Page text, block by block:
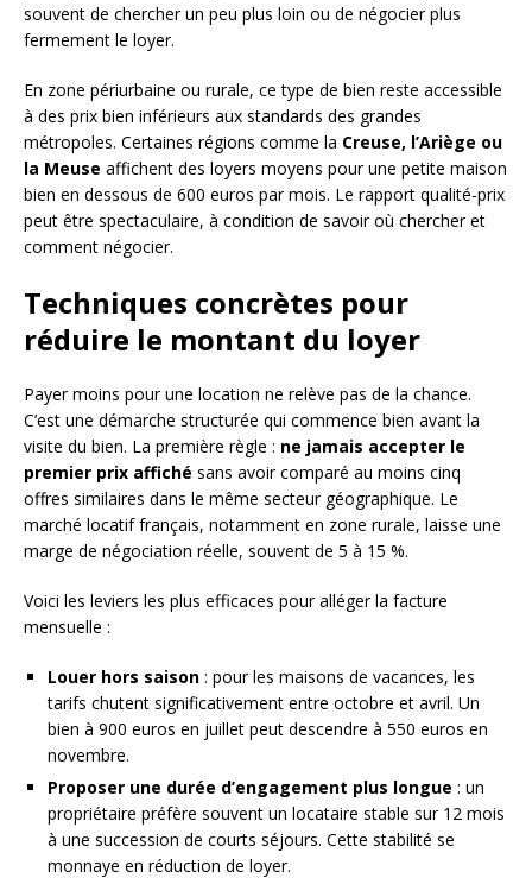
souvent de chercher un peu plus loin ou de négocier plus
fermement le loyer.
En zone périurbaine ou rurale, ce type de bien reste accessible
à des prix bien inférieurs aux standards des grandes
métropoles. Certaines régions comme la Creuse, l’Ariège ou
la Meuse affichent des loyers moyens pour une petite maison
bien en dessous de 600 euros par mois. Le rapport qualité-prix
peut être spectaculaire, à condition de savoir où chercher et
comment négocier.
Techniques concrètes pour
réduire le montant du loyer
Payer moins pour une location ne relève pas de la chance.
C’est une démarche structurée qui commence bien avant la
visite du bien. La première règle : ne jamais accepter le
premier prix affiché sans avoir comparé au moins cinq
offres similaires dans le même secteur géographique. Le
marché locatif français, notamment en zone rurale, laisse une
marge de négociation réelle, souvent de 5 à 15 %.
Voici les leviers les plus efficaces pour alléger la facture
mensuelle :
Louer hors saison : pour les maisons de vacances, les
tarifs chutent significativement entre octobre et avril. Un
bien à 900 euros en juillet peut descendre à 550 euros en
novembre.
Proposer une durée d’engagement plus longue : un
propriétaire préfère souvent un locataire stable sur 12 mois
à une succession de courts séjours. Cette stabilité se
monnaye en réduction de loyer.